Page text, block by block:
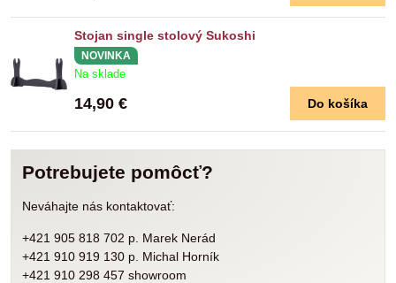
Stojan single stolový Sukoshi
NOVINKA
Na sklade
14,90 € Do košíka
Potrebujete pomôcť?
Neváhajte nás kontaktovať:
+421 905 818 702 p. Marek Nerád
+421 910 919 130 p. Michal Horník
+421 910 298 457 showroom